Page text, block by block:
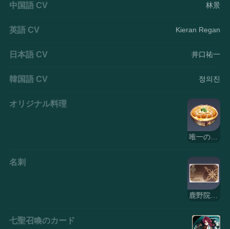
中国語 CV 林景
英語 CV Kieran Regan
日本語 CV 井口祐一
韓国語 CV 정의진
オリジナル料理
唯一の真相
名刺
鹿野院平蔵・鞠
七聖召喚のカード